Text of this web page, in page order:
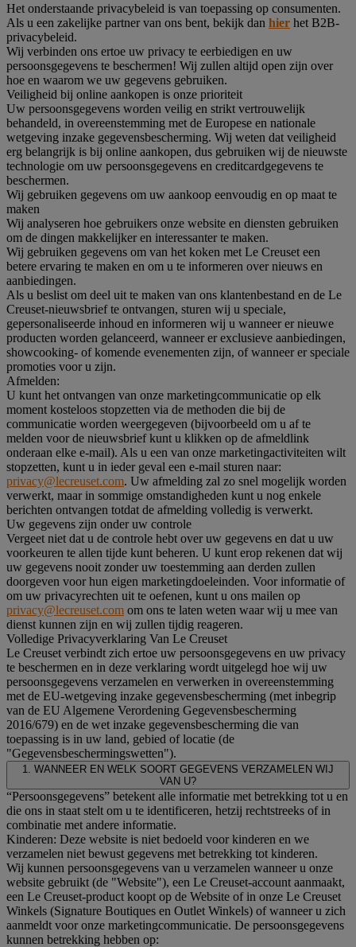
Het onderstaande privacybeleid is van toepassing op consumenten.
Als u een zakelijke partner van ons bent, bekijk dan hier het B2B-
privacybeleid.
Wij verbinden ons ertoe uw privacy te eerbiedigen en uw
persoonsgegevens te beschermen! Wij zullen altijd open zijn over
hoe en waarom we uw gegevens gebruiken.
Veiligheid bij online aankopen is onze prioriteit
Uw persoonsgegevens worden veilig en strikt vertrouwelijk
behandeld, in overeenstemming met de Europese en nationale
wetgeving inzake gegevensbescherming. Wij weten dat veiligheid
erg belangrijk is bij online aankopen, dus gebruiken wij de nieuwste
technologie om uw persoonsgegevens en creditcardgegevens te
beschermen.
Wij gebruiken gegevens om uw aankoop eenvoudig en op maat te
maken
Wij analyseren hoe gebruikers onze website en diensten gebruiken
om de dingen makkelijker en interessanter te maken.
Wij gebruiken gegevens om van het koken met Le Creuset een
betere ervaring te maken en om u te informeren over nieuws en
aanbiedingen.
Als u beslist om deel uit te maken van ons klantenbestand en de Le
Creuset-nieuwsbrief te ontvangen, sturen wij u speciale,
gepersonaliseerde inhoud en informeren wij u wanneer er nieuwe
producten worden gelanceerd, wanneer er exclusieve aanbiedingen,
showcooking- of komende evenementen zijn, of wanneer er speciale
promoties voor u zijn.
Afmelden:
U kunt het ontvangen van onze marketingcommunicatie op elk
moment kosteloos stopzetten via de methoden die bij de
communicatie worden weergegeven (bijvoorbeeld om u af te
melden voor de nieuwsbrief kunt u klikken op de afmeldlink
onderaan elke e-mail). Als u een van onze marketingactiviteiten wilt
stopzetten, kunt u in ieder geval een e-mail sturen naar:
privacy@lecreuset.com. Uw afmelding zal zo snel mogelijk worden
verwerkt, maar in sommige omstandigheden kunt u nog enkele
berichten ontvangen totdat de afmelding volledig is verwerkt.
Uw gegevens zijn onder uw controle
Vergeet niet dat u de controle hebt over uw gegevens en dat u uw
voorkeuren te allen tijde kunt beheren. U kunt erop rekenen dat wij
uw gegevens nooit zonder uw toestemming aan derden zullen
doorgeven voor hun eigen marketingdoeleinden. Voor informatie of
om uw privacyrechten uit te oefenen, kunt u ons mailen op
privacy@lecreuset.com om ons te laten weten waar wij u mee van
dienst kunnen zijn en wij zullen tijdig reageren.
Volledige Privacyverklaring Van Le Creuset
Le Creuset verbindt zich ertoe uw persoonsgegevens en uw privacy
te beschermen en in deze verklaring wordt uitgelegd hoe wij uw
persoonsgegevens verzamelen en verwerken in overeenstemming
met de EU-wetgeving inzake gegevensbescherming (met inbegrip
van de EU Algemene Verordening Gegevensbescherming
2016/679) en de wet inzake gegevensbescherming die van
toepassing is in uw land, gebied of locatie (de
"Gegevensbeschermingswetten").
1. WANNEER EN WELK SOORT GEGEVENS VERZAMELEN WIJ
VAN U?
“Persoonsgegevens” betekent alle informatie met betrekking tot u en
die ons in staat stelt om u te identificeren, hetzij rechtstreeks of in
combinatie met andere informatie.
Kinderen: Deze website is niet bedoeld voor kinderen en we
verzamelen niet bewust gegevens met betrekking tot kinderen.
Wij kunnen persoonsgegevens van u verzamelen wanneer u onze
website gebruikt (de "Website"), een Le Creuset-account aanmaakt,
een Le Creuset-product koopt op de Website of in onze Le Creuset
Winkels (Signature Boutiques en Outlet Winkels) of wanneer u zich
aanmeldt voor onze marketingcommunicatie. De persoonsgegevens
kunnen betrekking hebben op: